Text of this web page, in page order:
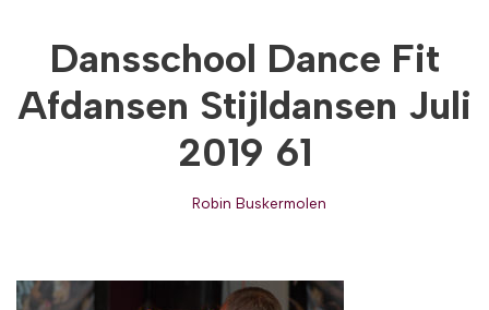
Dansschool Dance Fit
Afdansen Stijldansen Juli
2019 61
Robin Buskermolen